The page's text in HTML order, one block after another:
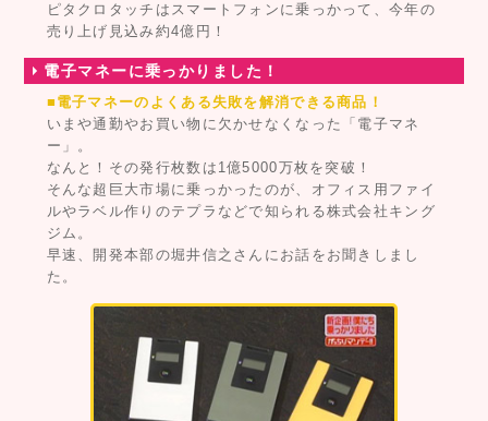
ピタクロタッチはスマートフォンに乗っかって、今年の
売り上げ見込み約4億円！
電子マネーに乗っかりました！
■電子マネーのよくある失敗を解消できる商品！
いまや通勤やお買い物に欠かせなくなった「電子マネ
ー」。
なんと！その発行枚数は1億5000万枚を突破！
そんな超巨大市場に乗っかったのが、オフィス用ファイ
ルやラベル作りのテプラなどで知られる株式会社キング
ジム。
早速、開発本部の堀井信之さんにお話をお聞きしまし
た。